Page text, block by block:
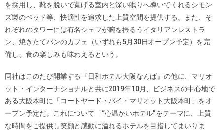
を採用し、靴を脱いで寛げる室内と深い眠りへ導いてくれるシモン
ズ製のベッド等、快適性を追求した上質空間を提供する。また、そ
れぞれのタワーには有名シェフが腕を振るうイタリアンレストラ
ン、焼きたてパンのカフェ（いずれも5月30日オープン予定）を完
備し、食の楽しみも味わえるという。
同社はこのたび開業する『日和ホテル大阪なんば』の他に、マリオ
ット・インターナショナルと共に2019年10月、ビジネスの中心地で
ある大阪本町に「コートヤード・バイ・マリオット大阪本町」をオ
ープン予定だ。これについて「“心温かいホテル”をテーマに、上質
な時間をご提供し笑顔と感動に溢れるホテルを目指してまいりま